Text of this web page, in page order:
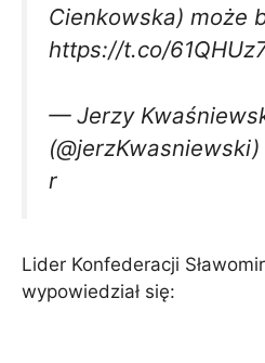
Cienkowska) może
https://t.co/
— Jerzy
r
Lider Konfederacji
wypowiedział się: